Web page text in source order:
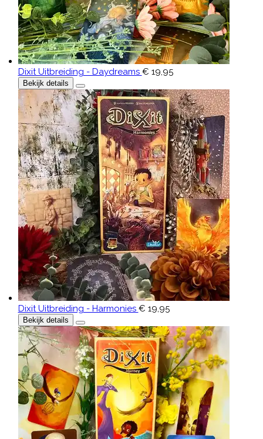
Dixit Uitbreiding - Daydreams € 19,95
Bekijk details
Dixit Uitbreiding - Harmonies € 19,95
Bekijk details